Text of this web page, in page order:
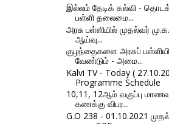
இல்லம் தேடிக் கல்வி -
பள்ளி தலைமை...
அரசு பள்ளியில் முதல்வர்
ஆய்வு...
குழந்தைகளை அரசுப்
வேண்டும் - அமை...
Kalvi TV - Today (
Programme Schedule
10,11, 12ஆம் வகுப்பு
கணக்கு விபர...
G.O 238 - 01.10.2021